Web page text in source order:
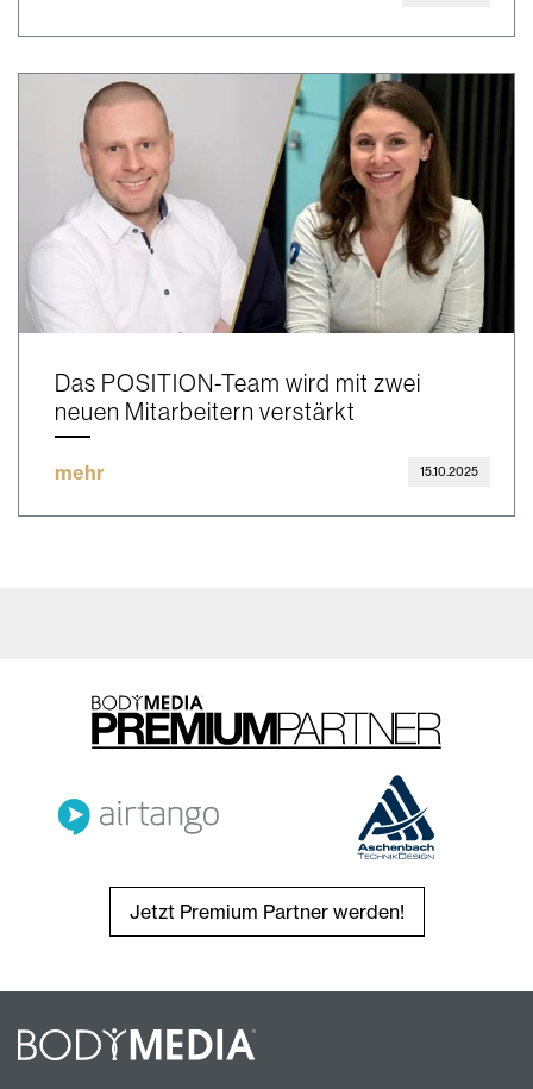
Das POSITION-Team wird mit zwei
neuen Mitarbeitern verstärkt
mehr 15.10.2025
Jetzt Premium Partner werden!